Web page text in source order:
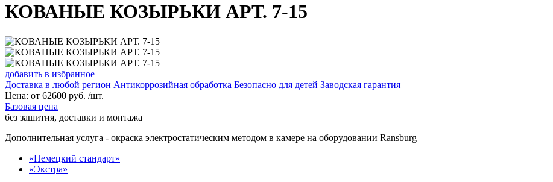
КОВАНЫЕ КОЗЫРЬКИ АРТ. 7-15
добавить в избранное
Доставка в любой регион Антикоррозийная обработка Безопасно для детей Заводская гарантия
Цена: от 62600 руб. /шт.
Базовая цена
без зашития, доставки и монтажа
Дополнительная услуга - окраска электростатическим методом в камере на оборудовании Ransburg
«Немецкий стандарт»
«Экстра»